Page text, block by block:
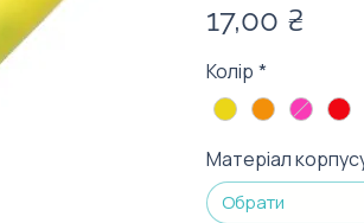
17,00 ₴
Колір *
Матеріал
Обрати